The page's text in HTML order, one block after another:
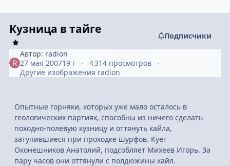
Кузница в тайге
Подписчики
Автор: radion
27 мая 200719 г
4 314 просмотров
Другие изображения radion
Опытные горняки, которых уже мало осталось в
геологических партиях, способны из ничего сделать
походно-полевую кузницу и оттянуть кайла,
затупившиеся при проходке шурфов. Кует
Оконешников Анатолий, подсобляет Михеев Игорь. За
пару часов они оттянули с полдюжины кайл.